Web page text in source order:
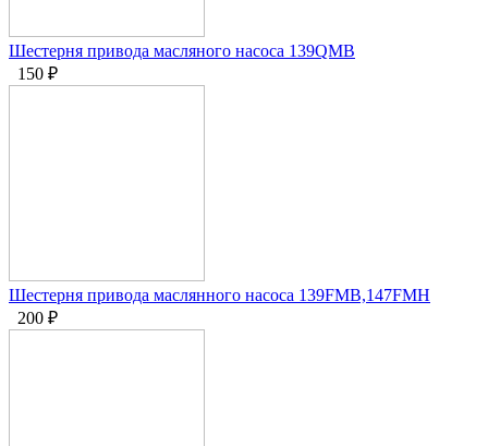
Шестерня привода масляного насоса 139QMB
150 ₽
Шестерня привода маслянного насоса 139FMB,147FMH
200 ₽